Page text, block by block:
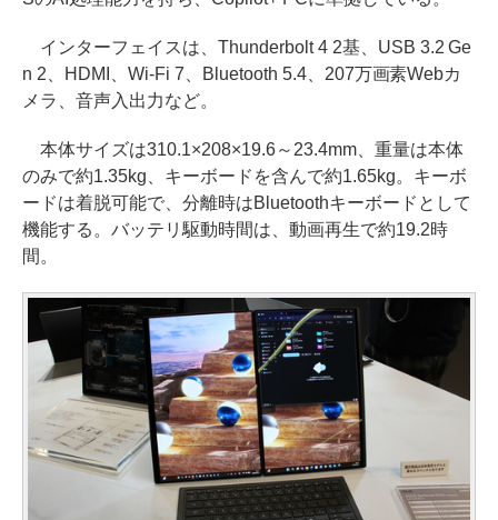
インターフェイスは、Thunderbolt 4 2基、USB 3.2 Ge
n 2、HDMI、Wi-Fi 7、Bluetooth 5.4、207万画素Webカ
メラ、音声入出力など。
本体サイズは310.1×208×19.6～23.4mm、重量は本体
のみで約1.35kg、キーボードを含んで約1.65kg。キーボ
ードは着脱可能で、分離時はBluetoothキーボードとして
機能する。バッテリ駆動時間は、動画再生で約19.2時
間。